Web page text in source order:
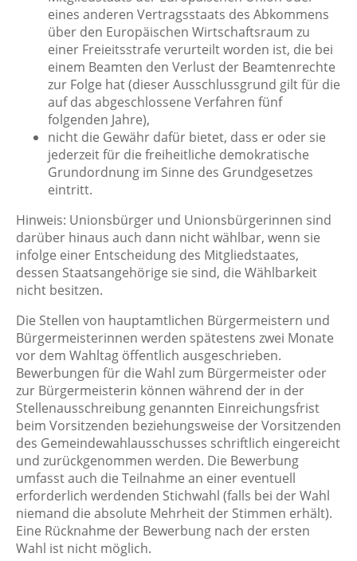
eines anderen Vertragsstaats des Abkommens
über den Europäischen Wirtschaftsraum zu
einer Freieitsstrafe verurteilt worden ist, die bei
einem Beamten den Verlust der Beamtenrechte
zur Folge hat (dieser Ausschlussgrund gilt für die
auf das abgeschlossene Verfahren fünf
folgenden Jahre),
nicht die Gewähr dafür bietet, dass er oder sie
jederzeit für die freiheitliche demokratische
Grundordnung im Sinne des Grundgesetzes
eintritt.
Hinweis: Unionsbürger und Unionsbürgerinnen sind
darüber hinaus auch dann nicht wählbar, wenn sie
infolge einer Entscheidung des Mitgliedstaates,
dessen Staatsangehörige sie sind, die Wählbarkeit
nicht besitzen.
Die Stellen von hauptamtlichen Bürgermeistern und
Bürgermeisterinnen werden spätestens zwei Monate
vor dem Wahltag öffentlich ausgeschrieben.
Bewerbungen für die Wahl zum Bürgermeister oder
zur Bürgermeisterin können während der in der
Stellenausschreibung genannten Einreichungsfrist
beim Vorsitzenden beziehungsweise der Vorsitzenden
des Gemeindewahlausschusses schriftlich eingereicht
und zurückgenommen werden. Die Bewerbung
umfasst auch die Teilnahme an einer eventuell
erforderlich werdenden Stichwahl (falls bei der Wahl
niemand die absolute Mehrheit der Stimmen erhält).
Eine Rücknahme der Bewerbung nach der ersten
Wahl ist nicht möglich.